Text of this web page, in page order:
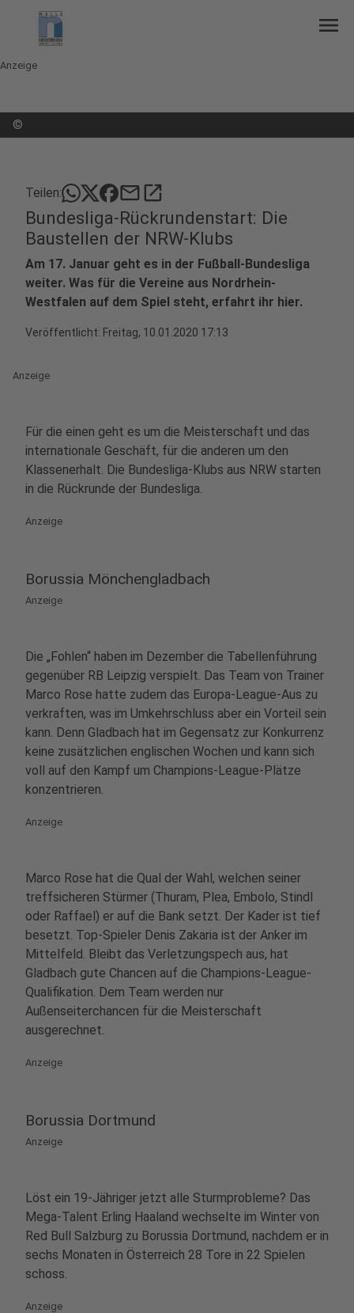
menu
Anzeige
©
Teilen: mailopen_in_new
Bundesliga-Rückrundenstart: Die
Baustellen der NRW-Klubs
Am 17. Januar geht es in der Fußball-Bundesliga
weiter. Was für die Vereine aus Nordrhein-
Westfalen auf dem Spiel steht, erfahrt ihr hier.
Veröffentlicht: Freitag, 10.01.2020 17:13
Anzeige
Für die einen geht es um die Meisterschaft und das
internationale Geschäft, für die anderen um den
Klassenerhalt. Die Bundesliga-Klubs aus NRW starten
in die Rückrunde der Bundesliga.
Anzeige
Borussia Mönchengladbach
Anzeige
Die „Fohlen“ haben im Dezember die Tabellenführung
gegenüber RB Leipzig verspielt. Das Team von Trainer
Marco Rose hatte zudem das Europa-League-Aus zu
verkraften, was im Umkehrschluss aber ein Vorteil sein
kann. Denn Gladbach hat im Gegensatz zur Konkurrenz
keine zusätzlichen englischen Wochen und kann sich
voll auf den Kampf um Champions-League-Plätze
konzentrieren.
Anzeige
Marco Rose hat die Qual der Wahl, welchen seiner
treffsicheren Stürmer (Thuram, Plea, Embolo, Stindl
oder Raffael) er auf die Bank setzt. Der Kader ist tief
besetzt. Top-Spieler Denis Zakaria ist der Anker im
Mittelfeld. Bleibt das Verletzungspech aus, hat
Gladbach gute Chancen auf die Champions-League-
Qualifikation. Dem Team werden nur
Außenseiterchancen für die Meisterschaft
ausgerechnet.
Anzeige
Borussia Dortmund
Anzeige
Löst ein 19-Jähriger jetzt alle Sturmprobleme? Das
Mega-Talent Erling Haaland wechselte im Winter von
Red Bull Salzburg zu Borussia Dortmund, nachdem er in
sechs Monaten in Österreich 28 Tore in 22 Spielen
schoss.
Anzeige